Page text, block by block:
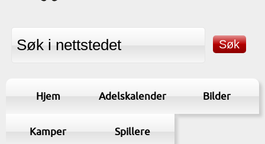
Hjem Adelskalender Bilder
Kamper Spillere